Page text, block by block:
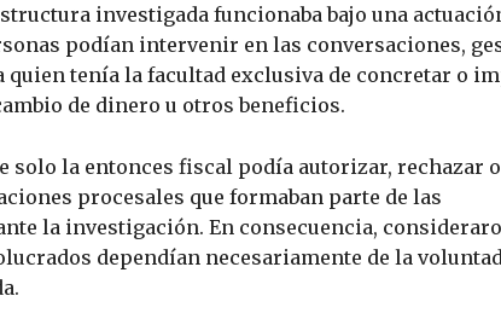
investigada funcionaba bajo una
podían intervenir en las conversaciones,
quien tenía la facultad exclusiva de concretar o
de dinero u otros beneficios.
solo la entonces fiscal podía autorizar, rechazar o
procesales que formaban parte de las
la investigación. En consecuencia,
dependían necesariamente de la